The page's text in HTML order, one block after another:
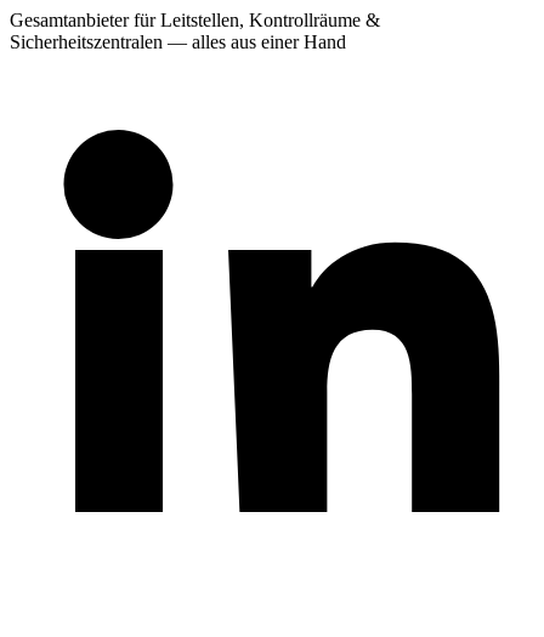
Gesamtanbieter für Leitstellen, Kontrollräume &
Sicherheitszentralen — alles aus einer Hand